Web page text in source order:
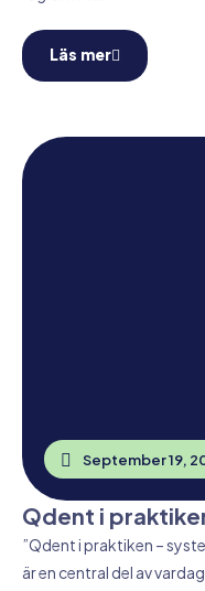
Läs mer
September 19,
Qdent i
”Qdent i praktiken –
är en central del av